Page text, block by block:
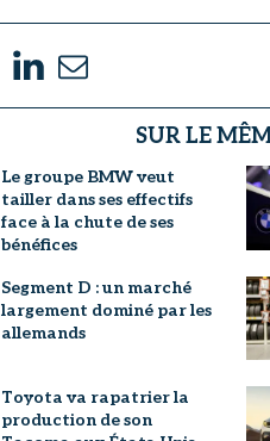
SUR LE
Le groupe BMW veut
tailler dans ses effectifs
face à la chute de ses
bénéfices
Segment D : un marché
largement dominé par les
allemands
Toyota va rapatrier la
production de son